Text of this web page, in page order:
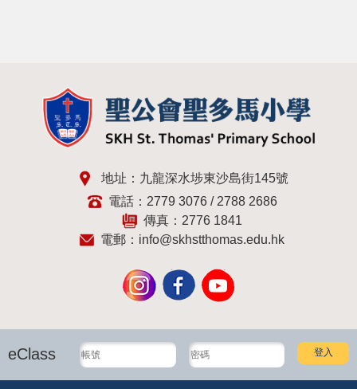
地址：九龍深水埗東沙島街145號
電話：2779 3076 / 2788 2686
傳真：2776 1841
電郵： info@skhstthomas.edu.hk
eClass